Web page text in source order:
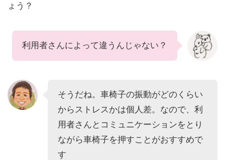
ょう？
利用者さんによって違うんじゃない？
そうだね。車椅子の振動がどのくらい
からストレスかは個人差。なので、利
用者さんとコミュニケーションをとり
ながら車椅子を押すことがおすすめで
す